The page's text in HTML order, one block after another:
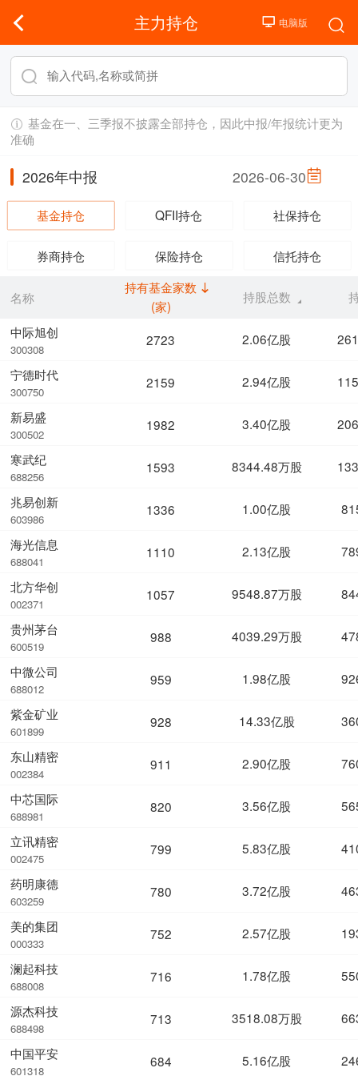
主力持仓
基金在一、三季报不披露全部持仓，因此中报/年报统计更为
准确
2026年中报 2026-06-30
基金持仓 QFII持仓 社保持仓
券商持仓 保险持仓 信托持仓
名称
中际旭创
300308
宁德时代
300750
新易盛
300502
寒武纪
688256
兆易创新
603986
海光信息
688041
北方华创
002371
贵州茅台
600519
中微公司
688012
紫金矿业
601899
东山精密
002384
中芯国际
688981
立讯精密
002475
药明康德
603259
美的集团
000333
澜起科技
688008
源杰科技
688498
中国平安
601318
持有基金家数
(家)
持股总数
2723 2.06亿股
2159 2.94亿股
1982 3.40亿股
1593 8344.48万股
1336 1.00亿股
1110 2.13亿股
1057 9548.87万股
988 4039.29万股
959 1.98亿股
928 14.33亿股
911 2.90亿股
820 3.56亿股
799 5.83亿股
780 3.72亿股
752 2.57亿股
716 1.78亿股
713 3518.08万股
684 5.16亿股